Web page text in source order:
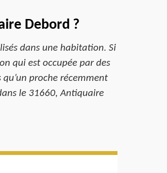
Debord ?
dans une habitation. Si
qui est occupée par des
proche récemment
le 31660, Antiquaire